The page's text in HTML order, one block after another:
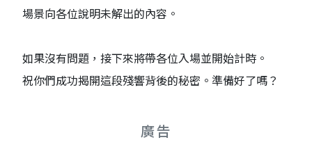
場景向各位說明未解出的內容。
如果沒有問題，接下來將帶各位入場並開始計時。
祝你們成功揭開這段殘響背後的秘密。準備好了嗎？
廣告